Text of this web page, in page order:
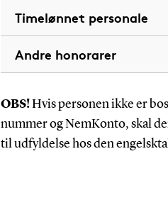
Timelønnet personale
Andre honorarer
OBS!Hvis personen ikke er
nummer og NemKonto, skal
til udfyldelse hos den